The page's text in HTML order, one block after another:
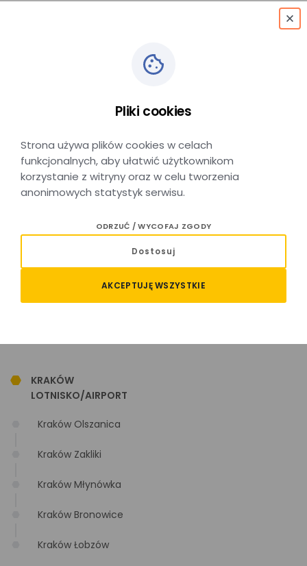
Wieliczka Rynek-
Kopalnia - Kraków
Główny - Kraków
Lotnisko/Airport
Wieliczka Rynek-
Kraków
KRAKÓW
LOTNISKO/AIRPORT
Kraków Olszanica
Kraków Zakliki
Kraków Młynówka
Kraków Bronowice
Kraków Łobzów
Pliki cookies
Strona używa plików cookies w celach
funkcjonalnych, aby ułatwić użytkownikom
korzystanie z witryny oraz w celu tworzenia
anonimowych statystyk serwisu.
ODRZUĆ / WYCOFAJ ZGODY
Dostosuj
AKCEPTUJĘ WSZYSTKIE